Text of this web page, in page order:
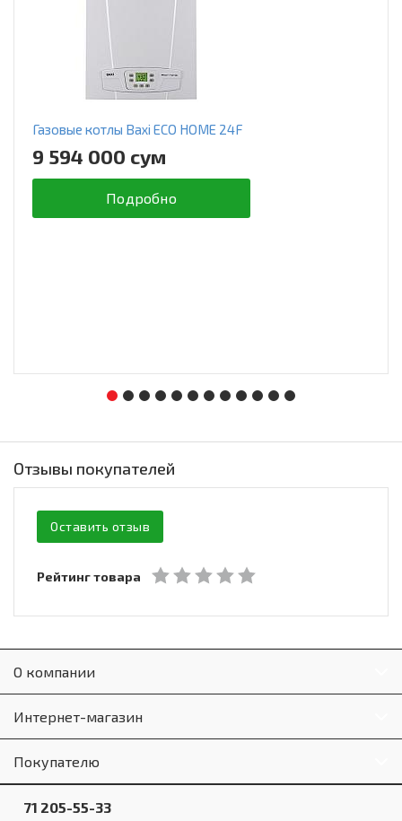
Газовые котлы Baxi ECO HOME 24F
9 594 000 сум
Подробно
Отзывы покупателей
Оставить отзыв
Рейтинг товара
О компании
Интернет-магазин
Покупателю
71 205-55-33